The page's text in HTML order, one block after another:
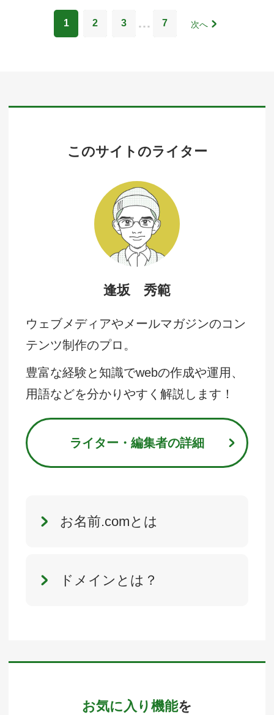
1 2 3 … 7 次へ
このサイトのライター
逢坂 秀範
ウェブメディアやメールマガジンのコン
テンツ制作のプロ。
豊富な経験と知識でwebの作成や運用、
用語などを分かりやすく解説します！
ライター・編集者の詳細
お名前.comとは
ドメインとは？
お気に入り機能を